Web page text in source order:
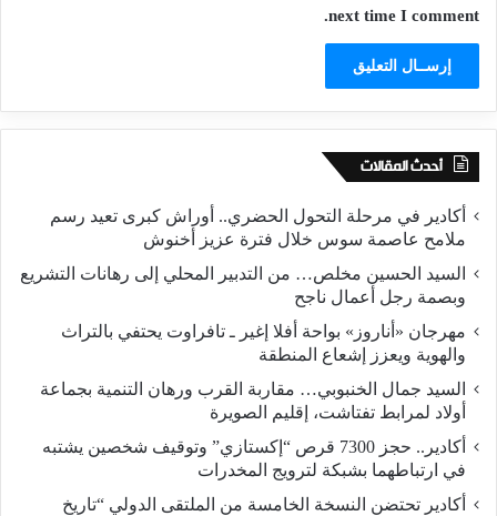
next time I comment.
أحدث المقالات
أكادير في مرحلة التحول الحضري.. أوراش كبرى تعيد رسم
ملامح عاصمة سوس خلال فترة عزيز أخنوش
السيد الحسين مخلص… من التدبير المحلي إلى رهانات التشريع
وبصمة رجل أعمال ناجح
مهرجان «أناروز» بواحة أفلا إغير ـ تافراوت يحتفي بالتراث
والهوية ويعزز إشعاع المنطقة
السيد جمال الخنبوبي… مقاربة القرب ورهان التنمية بجماعة
أولاد لمرابط تفتاشت، إقليم الصويرة
أكادير.. حجز 7300 قرص “إكستازي” وتوقيف شخصين يشتبه
في ارتباطهما بشبكة لترويج المخدرات
أكادير تحتضن النسخة الخامسة من الملتقى الدولي “تاريخ